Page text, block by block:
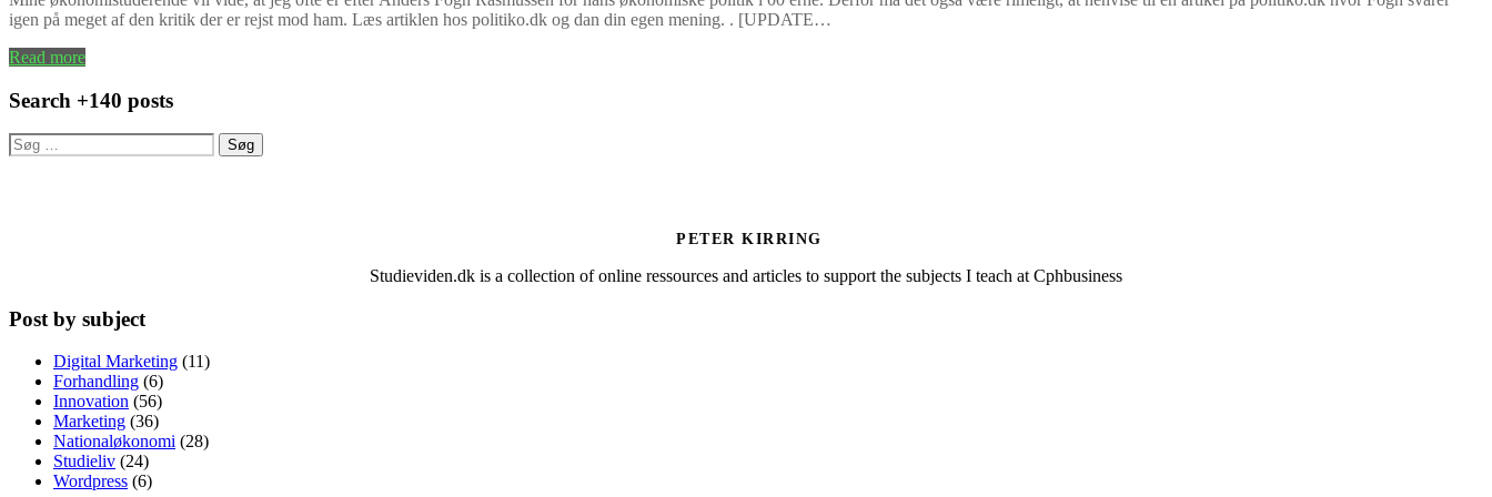
igen på meget af den kritik der er rejst mod ham. Læs artiklen hos politiko.dk og dan din egen mening. . [UPDATE…
Read more
Search +140 posts
Søg
efter:
PETER KIRRING
Studieviden.dk is a collection of online ressources and articles to support the subjects I teach at Cphbusiness
Post by subject
Digital Marketing (11)
Forhandling (6)
Innovation (56)
Marketing (36)
Nationaløkonomi (28)
Studieliv (24)
Wordpress (6)